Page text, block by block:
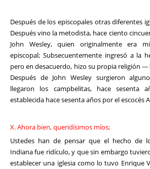
Después de los episcopales otras diferentes
Después vino la metodista, hace ciento
John Wesley, quien originalmente era
episcopal; Subsecuentemente ingresó a la
pero en desacuerdo, hizo su propia religión
Después de John Wesley surgieron
llegaron los campbelitas, hace sesenta
establecida hace sesenta años por el escocés
X. Ahora bien, queridísimos míos;
Ustedes han de pensar que el hecho de
Indiana fue ridículo, y que sin embargo
establecer una iglesia como lo tuvo Enrique